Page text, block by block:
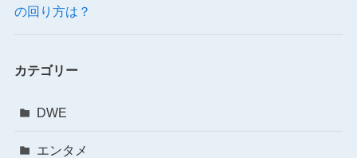
の回り方は？
カテゴリー
DWE
エンタメ